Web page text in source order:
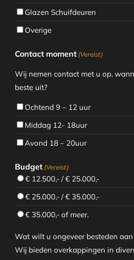
Glazen Schuifdeuren
Overige
Contact moment (Vereist)
Wij nemen contact met u op,
beste uit?
Ochtend 9 – 12 uur
Middag 12- 18uur
Avond 18 – 20uur
Budget (Vereist)
€ 12.500,- / € 25.000,-
€ 25.000,- / € 35.000,-
€ 35.000,- of meer.
Wat wilt u ongeveer besteden
Wij bieden overkappingen in